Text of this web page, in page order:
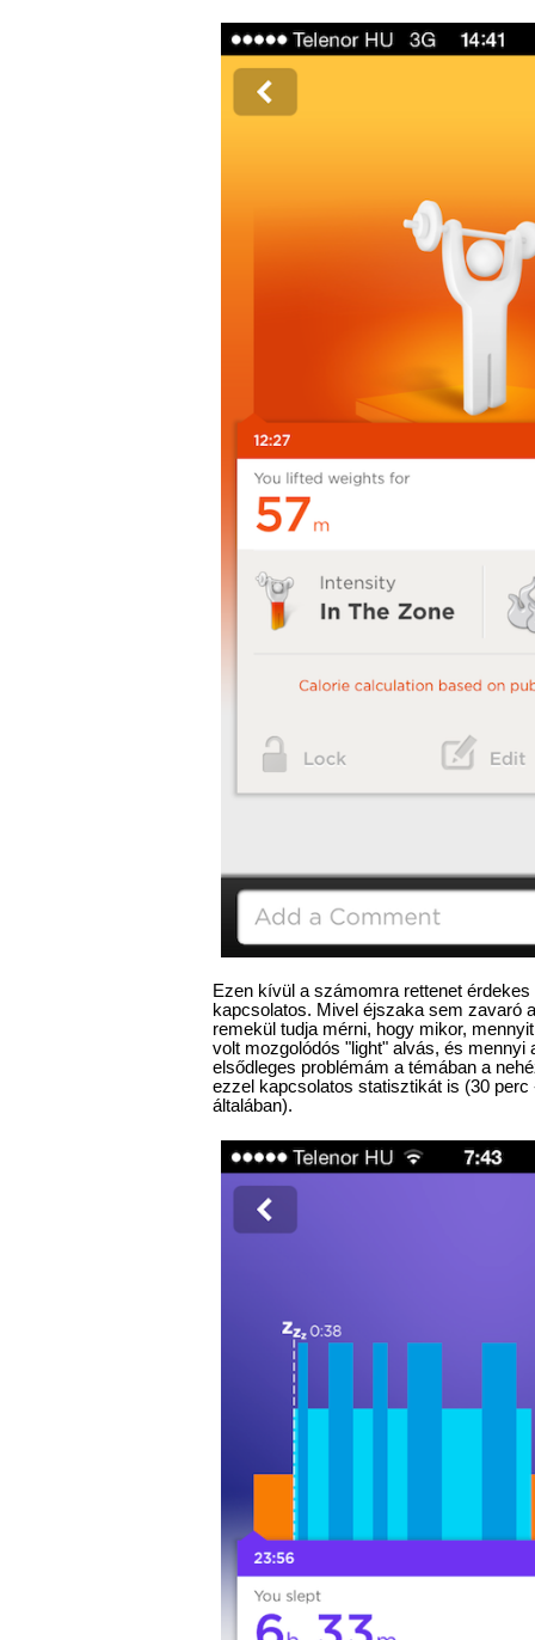
Ezen kívül a számomra rettenet
kapcsolatos. Mivel éjszaka sem zavaró
remekül tudja mérni, hogy mikor,
volt mozgolódós "light" alvás, és mennyi
elsődleges problémám a témában a
ezzel kapcsolatos statisztikát is (30
általában).